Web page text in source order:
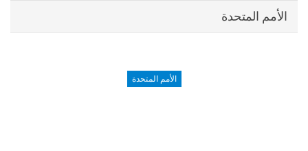
الأمم المتحدة
الأمم المتحدة